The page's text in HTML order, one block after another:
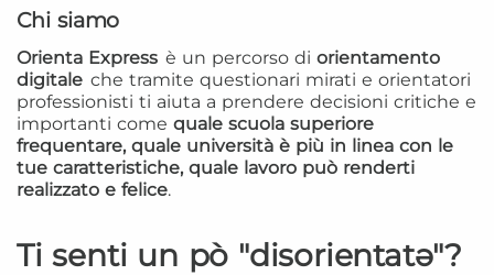
Chi siamo
Orienta Express è un percorso di orientamento
digitale che tramite questionari mirati e orientatori
professionisti ti aiuta a prendere decisioni critiche e
importanti come quale scuola superiore
frequentare, quale università è più in linea con le
tue caratteristiche, quale lavoro può renderti
realizzato e felice.
Ti senti un pò "disorientatə"?